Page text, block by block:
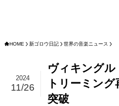
HOME 新ゴロウ日記 世界の音楽ニュース
ヴィキングル
トリーミン
突破
2024
11/26